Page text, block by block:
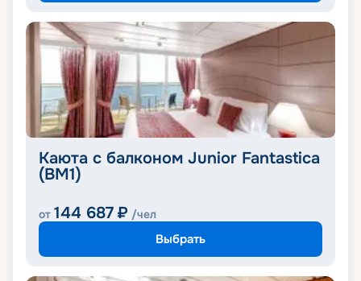
Каюта с балконом Junior Fantastica
(BM1)
от 144 687 ₽ /чел
Выбрать